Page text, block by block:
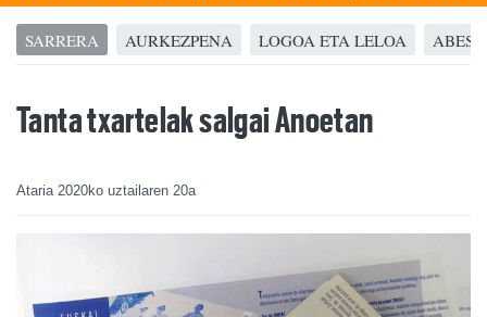
SARRERA AURKEZPENA LOGOA ETA LELOA
Tanta txartelak salgai Anoetan
Ataria 2020ko uztailaren 20a